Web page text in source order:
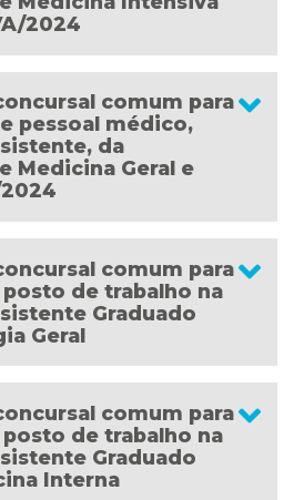
2024
comum para
pessoal médico,
da
Medicina Geral e
comum para
de trabalho na
Graduado
Geral
comum para
de trabalho na
Graduado
Interna